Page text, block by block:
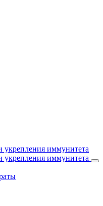
укрепления иммунитета
укрепления иммунитета